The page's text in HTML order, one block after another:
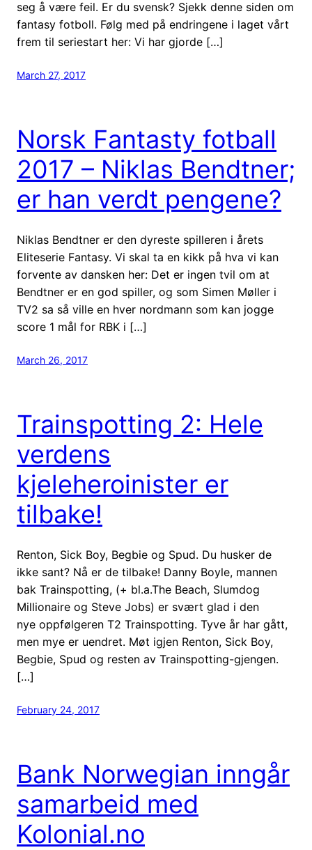
seg å være feil. Er du svensk? Sjekk denne siden om
fantasy fotboll. Følg med på endringene i laget vårt
frem til seriestart her: Vi har gjorde […]
March 27, 2017
Norsk Fantasty fotball
2017 – Niklas Bendtner;
er han verdt pengene?
Niklas Bendtner er den dyreste spilleren i årets
Eliteserie Fantasy. Vi skal ta en kikk på hva vi kan
forvente av dansken her: Det er ingen tvil om at
Bendtner er en god spiller, og som Simen Møller i
TV2 sa så ville en hver nordmann som kan jogge
score 1 mål for RBK i […]
March 26, 2017
Trainspotting 2: Hele
verdens
kjeleheroinister er
tilbake!
Renton, Sick Boy, Begbie og Spud. Du husker de
ikke sant? Nå er de tilbake! Danny Boyle, mannen
bak Trainspotting, (+ bl.a.The Beach, Slumdog
Millionaire og Steve Jobs) er svært glad i den
nye oppfølgeren T2 Trainspotting. Tyve år har gått,
men mye er uendret. Møt igjen Renton, Sick Boy,
Begbie, Spud og resten av Trainspotting-gjengen.
[…]
February 24, 2017
Bank Norwegian inngår
samarbeid med
Kolonial.no